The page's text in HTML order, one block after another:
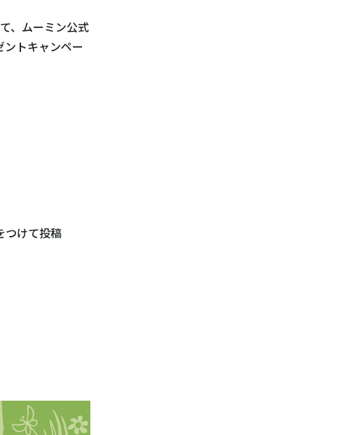
、ムーミン公式
トキャンペー
つけて投稿